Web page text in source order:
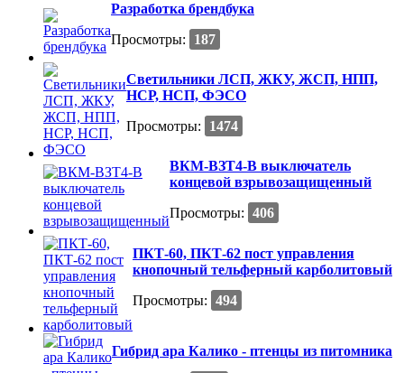
Разработка брендбука
Просмотры:
187
Светильники ЛСП, ЖКУ, ЖСП, НПП,
НСР, НСП, ФЭСО
Просмотры:
1474
ВКМ-ВЗТ4-В выключатель
концевой взрывозащищенный
Просмотры: 406
ПКТ-60, ПКТ-62 пост управления
кнопочный тельферный карболитовый
Просмотры: 494
Гибрид ара Калико - птенцы из питомника